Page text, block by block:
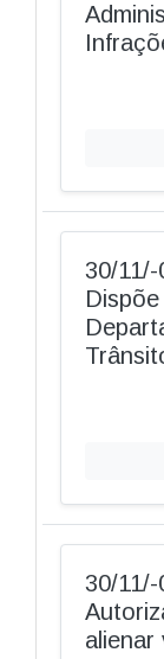
30/11/-
30/11/-
alienar